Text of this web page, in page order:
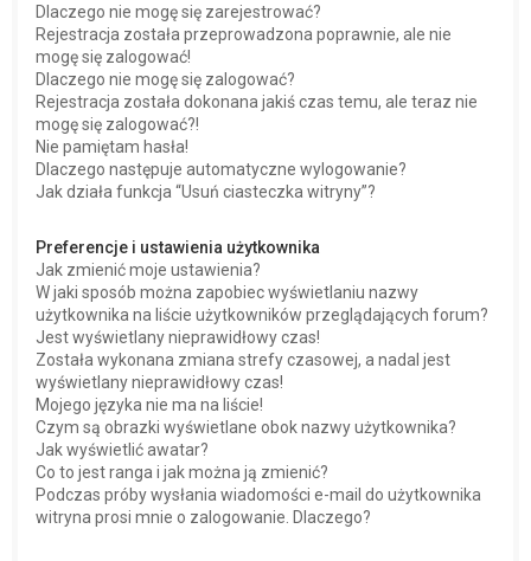
Dlaczego nie mogę się zarejestrować?
Rejestracja została przeprowadzona poprawnie, ale nie
mogę się zalogować!
Dlaczego nie mogę się zalogować?
Rejestracja została dokonana jakiś czas temu, ale teraz nie
mogę się zalogować?!
Nie pamiętam hasła!
Dlaczego następuje automatyczne wylogowanie?
Jak działa funkcja “Usuń ciasteczka witryny”?
Preferencje i ustawienia użytkownika
Jak zmienić moje ustawienia?
W jaki sposób można zapobiec wyświetlaniu nazwy
użytkownika na liście użytkowników przeglądających forum?
Jest wyświetlany nieprawidłowy czas!
Została wykonana zmiana strefy czasowej, a nadal jest
wyświetlany nieprawidłowy czas!
Mojego języka nie ma na liście!
Czym są obrazki wyświetlane obok nazwy użytkownika?
Jak wyświetlić awatar?
Co to jest ranga i jak można ją zmienić?
Podczas próby wysłania wiadomości e-mail do użytkownika
witryna prosi mnie o zalogowanie. Dlaczego?